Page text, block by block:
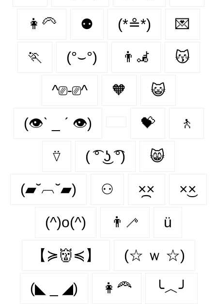
👩‍🦳 ⚉ (*≗*) 💌
🏃‍ (°⌣°) 👨‍🦼‍️ 😽
^⎚-⎚^ 🧡 😺
(👁ˋ _ ˊ 👁) 💝 🚶‍
⍢ ( ͡° ͜ʖ ͡°) 😸
(▰˘︹˘▰) ⚇ ×᷼× ×͜×
(^)o(^) 👨‍🦯‍ ü
【≽👹≼】 (☆ ｗ ☆)
(◣ _ ◢) 👩‍🦰 ╰︿╯